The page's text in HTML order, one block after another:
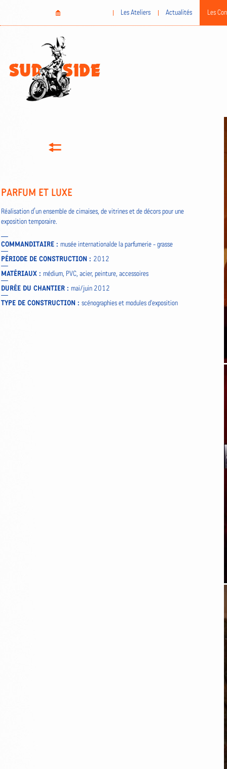
contenu
Home
Les Ateliers Actualités Les
PARFUM ET LUXE
Réalisation d’un ensemble de cimaises, de vitrines et de décors pour une
exposition temporaire.
COMMANDITAIRE : musée internationalde la parfumerie - grasse
PÉRIODE DE CONSTRUCTION : 2012
MATÉRIAUX : médium, PVC, acier, peinture, accessoires
DURÉE DU CHANTIER : mai/juin 2012
TYPE DE CONSTRUCTION : scénographies et modules d'exposition